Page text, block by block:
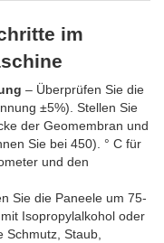
im
– Überprüfen Sie die
±5%). Stellen Sie
der Geomembran und
Sie bei 450). ° C für
und den
Sie die Paneele um 75-
Isopropylalkohol oder
Schmutz, Staub,